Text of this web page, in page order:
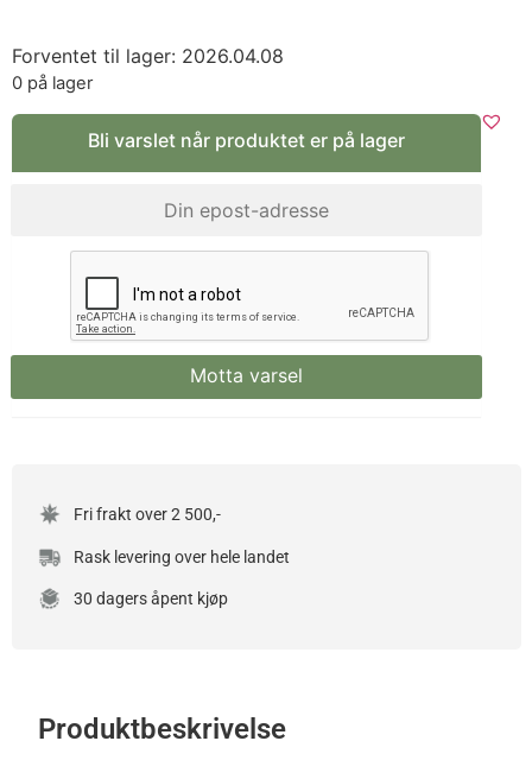
Forventet til lager: 2026.04.08
0 på lager
Bli varslet når produktet er på lager
Fri frakt over 2 500,-
Rask levering over hele landet
30 dagers åpent kjøp
Produktbeskrivelse